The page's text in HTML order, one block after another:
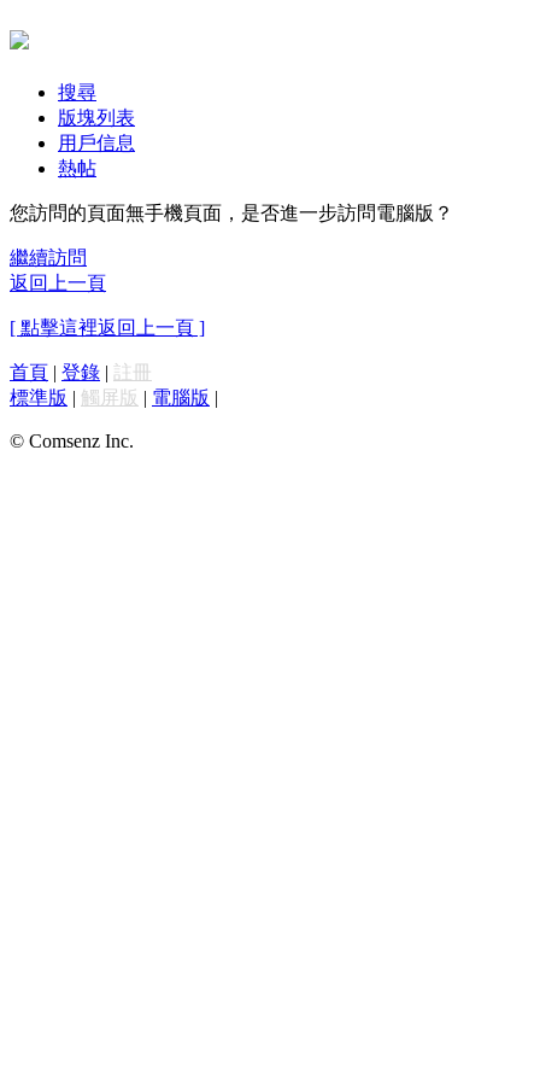
搜尋
版塊列表
用戶信息
熱帖
您訪問的頁面無手機頁面，是否進一步訪問電腦版？
繼續訪問
返回上一頁
[ 點擊這裡返回上一頁 ]
首頁 | 登錄 | 註冊
標準版 | 觸屏版 | 電腦版 |
© Comsenz Inc.